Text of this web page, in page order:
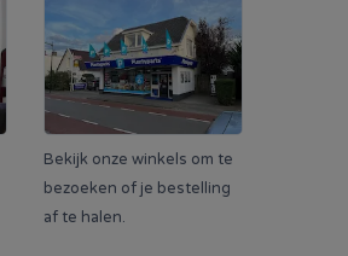
Bekijk onze winkels om te
bezoeken of je bestelling
af te halen.